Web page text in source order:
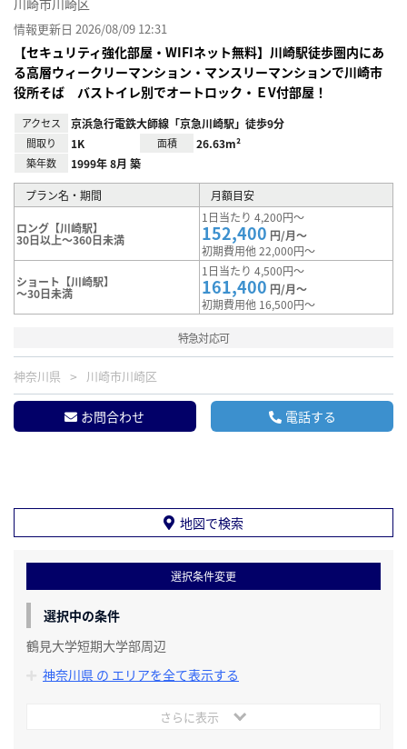
川崎市川崎区
情報更新日 2026/08/09 12:31
【セキュリティ強化部屋・WIFIネット無料】川崎駅徒歩圏内にあ
る高層ウィークリーマンション・マンスリーマンションで川崎市
役所そば バストイレ別でオートロック・ＥV付部屋！
アクセス 京浜急行電鉄大師線「京急川崎駅」徒歩9分
間取り 1K 面積 26.63m²
築年数 1999年 8月 築
プラン名・期間 月額目安
ロング【川崎駅】
30日以上～360日未満
1日当たり 4,200円～
152,400 円/月～
初期費用他 22,000円～
ショート【川崎駅】
～30日未満
1日当たり 4,500円～
161,400 円/月～
初期費用他 16,500円～
特急対応可
神奈川県 川崎市川崎区
お問合わせ 電話する
地図で検索
選択条件変更
選択中の条件
鶴見大学短期大学部周辺
神奈川県 の エリアを全て表示する
さらに表示